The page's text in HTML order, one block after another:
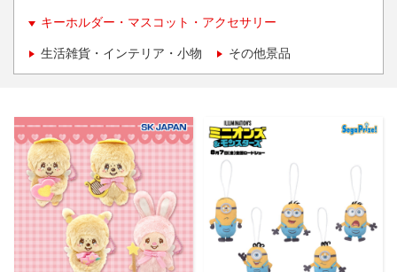
キーホルダー・マスコット・アクセサリー
生活雑貨・インテリア・小物 その他景品